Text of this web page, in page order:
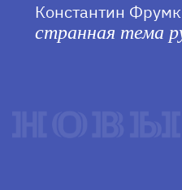
Константин
странная тема